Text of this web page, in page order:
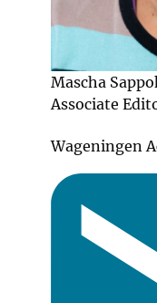
Mascha
Associate
Wageningen
Email: